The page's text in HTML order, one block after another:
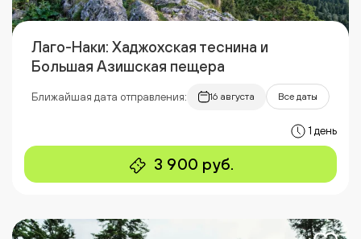
Лаго-Наки: Хаджохская теснина и
Большая Азишская пещера
Ближайшая дата отправления: 16 августа Все даты
1 день
3 900 руб.